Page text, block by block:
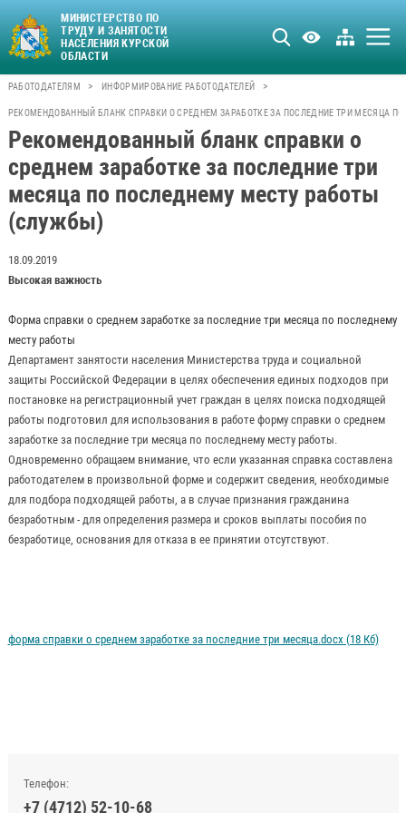
МИНИСТЕРСТВО ПО
ТРУДУ И ЗАНЯТОСТИ
НАСЕЛЕНИЯ КУРСКОЙ
ОБЛАСТИ
РАБОТОДАТЕЛЯМ > ИНФОРМИРОВАНИЕ РАБОТОДАТЕЛЕЙ >
РЕКОМЕНДОВАННЫЙ БЛАНК СПРАВКИ О СРЕДНЕМ ЗАРАБОТКЕ ЗА ПОСЛЕДНИЕ ТРИ МЕСЯЦА
Рекомендованный бланк справки о
среднем заработке за последние три
месяца по последнему месту работы
(службы)
18.09.2019
Высокая важность
Форма справки о среднем заработке за последние три месяца по последнему
месту работы
Департамент занятости населения Министерства труда и социальной
защиты Российской Федерации в целях обеспечения единых подходов при
постановке на регистрационный учет граждан в целях поиска подходящей
работы подготовил для использования в работе форму справки о среднем
заработке за последние три месяца по последнему месту работы.
Одновременно обращаем внимание, что если указанная справка составлена
работодателем в произвольной форме и содержит сведения, необходимые
для подбора подходящей работы, а в случае признания гражданина
безработным - для определения размера и сроков выплаты пособия по
безработице, основания для отказа в ее принятии отсутствуют.
форма справки о среднем заработке за последние три месяца.docx (18 Кб)
Телефон:
+7 (4712) 52-10-68